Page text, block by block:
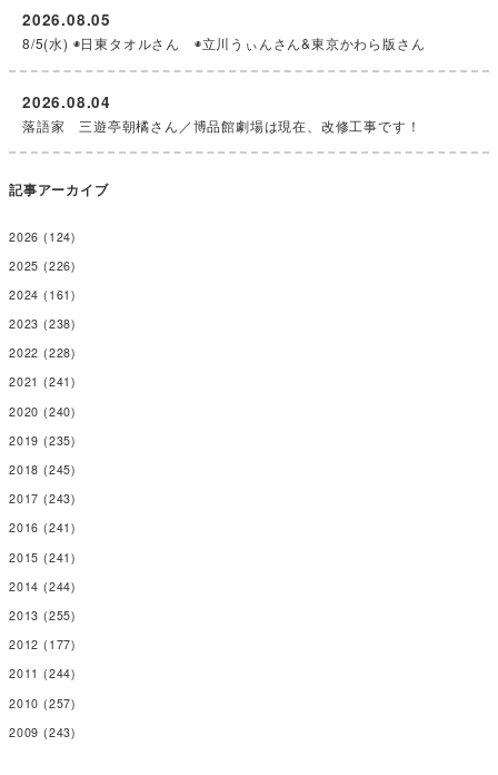
8/5(水) ◉日東タオルさん ◉立川うぃんさん&東京かわら版さん
2026.08.05
落語家 三遊亭朝橘さん／博品館劇場は現在、改修工事です！
2026.08.04
記事アーカイブ
2026 (124)
2025 (226)
2024 (161)
2023 (238)
2022 (228)
2021 (241)
2020 (240)
2019 (235)
2018 (245)
2017 (243)
2016 (241)
2015 (241)
2014 (244)
2013 (255)
2012 (177)
2011 (244)
2010 (257)
2009 (243)